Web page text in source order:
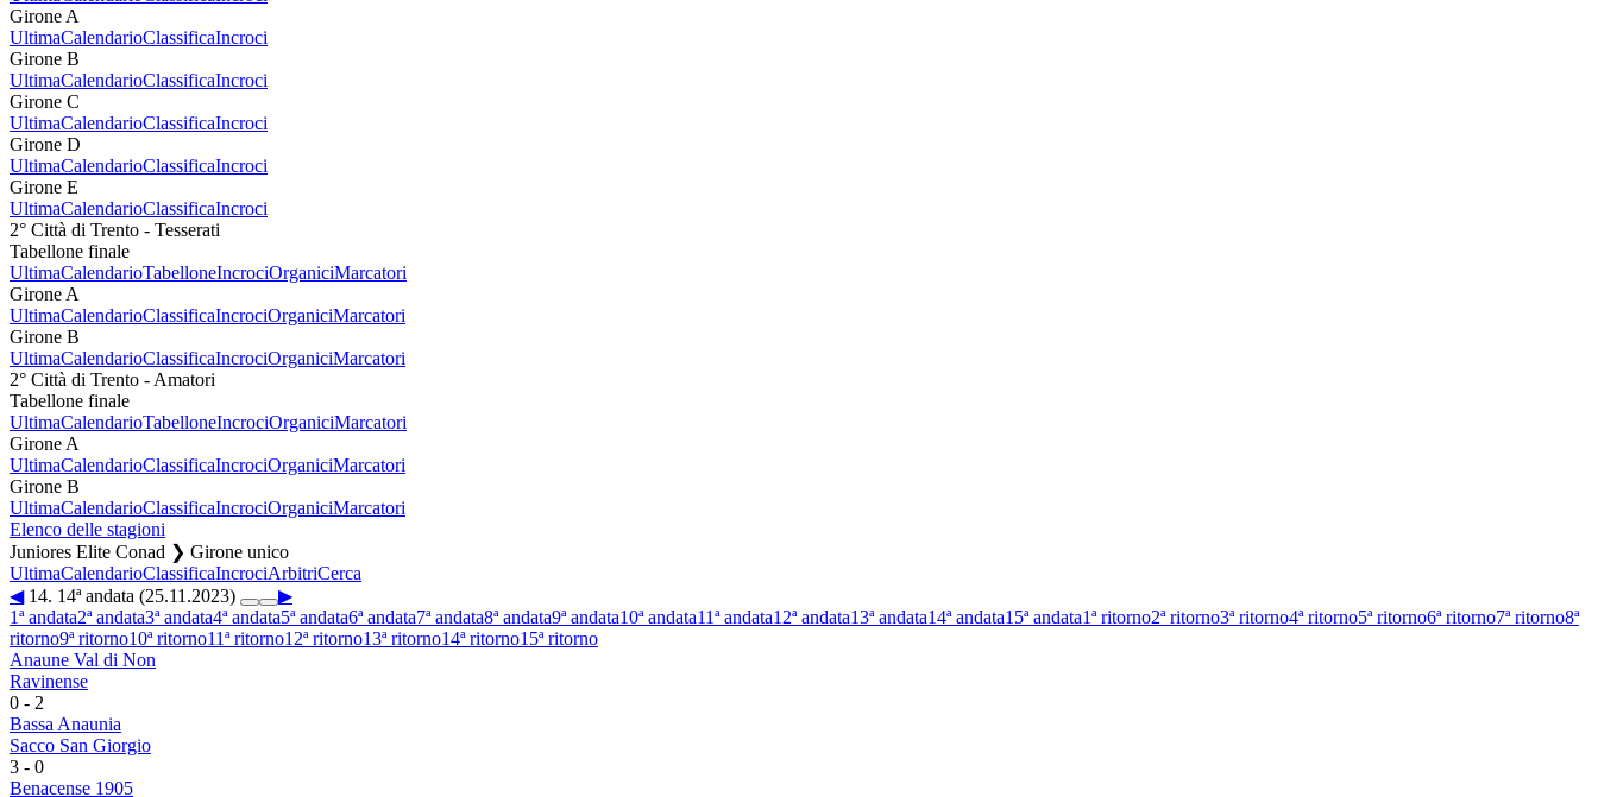
Girone A
UltimaCalendarioClassificaIncroci
Girone B
UltimaCalendarioClassificaIncroci
Girone C
UltimaCalendarioClassificaIncroci
Girone D
UltimaCalendarioClassificaIncroci
Girone E
UltimaCalendarioClassificaIncroci
2° Città di Trento - Tesserati
Tabellone finale
UltimaCalendarioTabelloneIncrociOrganiciMarcatori
Girone A
UltimaCalendarioClassificaIncrociOrganiciMarcatori
Girone B
UltimaCalendarioClassificaIncrociOrganiciMarcatori
2° Città di Trento - Amatori
Tabellone finale
UltimaCalendarioTabelloneIncrociOrganiciMarcatori
Girone A
UltimaCalendarioClassificaIncrociOrganiciMarcatori
Girone B
UltimaCalendarioClassificaIncrociOrganiciMarcatori
Elenco delle stagioni
Juniores Elite Conad ❯ Girone unico
UltimaCalendarioClassificaIncrociArbitriCerca
◀14. 14ª andata (25.11.2023)
▶
1ª andata2ª andata3ª andata4ª andata5ª andata6ª andata7ª andata8ª andata9ª andata10ª andata11ª andata12ª andata13ª andata14ª andata15ª andata1ª ritorno2ª ritorno3ª ritorno4ª ritorno5ª ritorno6ª ritorno7ª ritorno8ª
ritorno9ª ritorno10ª ritorno11ª ritorno12ª ritorno13ª ritorno14ª ritorno15ª ritorno
Anaune Val di Non
Ravinense
0 - 2
Bassa Anaunia
Sacco San Giorgio
3 - 0
Benacense 1905